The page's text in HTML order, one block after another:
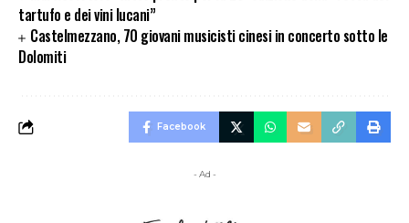
tartufo e dei vini lucani”
Castelmezzano, 70 giovani musicisti cinesi in concerto sotto le
Dolomiti
Facebook
- Ad -